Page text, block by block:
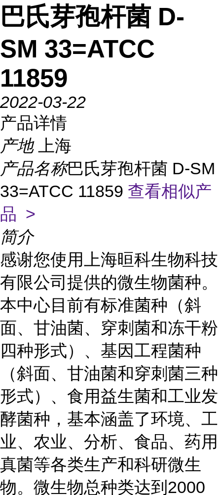
巴氏芽孢杆菌 D-
SM 33=ATCC
11859
2022-03-22
产品详情
产地
上海
产品名称巴氏芽孢杆菌 D-SM
33=ATCC 11859 查看相似产
品 >
简介
感谢您使用上海晅科生物科技
有限公司提供的微生物菌种。
本中心目前有标准菌种（斜
面、甘油菌、穿刺菌和冻干粉
四种形式）、基因工程菌种
（斜面、甘油菌和穿刺菌三种
形式）、食用益生菌和工业发
酵菌种，基本涵盖了环境、工
业、农业、分析、食品、药用
真菌等各类生产和科研微生
物。微生物总种类达到2000